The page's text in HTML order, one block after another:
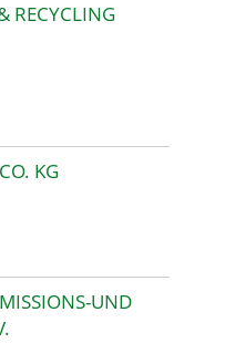
RECYCLING
KG
UND